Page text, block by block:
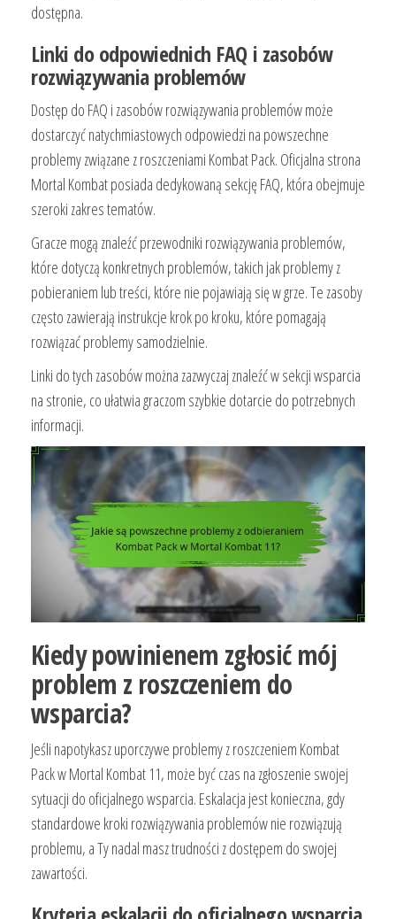
dostępna.
Linki do odpowiednich FAQ i zasobów
rozwiązywania problemów
Dostęp do FAQ i zasobów rozwiązywania problemów może
dostarczyć natychmiastowych odpowiedzi na powszechne
problemy związane z roszczeniami Kombat Pack. Oficjalna strona
Mortal Kombat posiada dedykowaną sekcję FAQ, która obejmuje
szeroki zakres tematów.
Gracze mogą znaleźć przewodniki rozwiązywania problemów,
które dotyczą konkretnych problemów, takich jak problemy z
pobieraniem lub treści, które nie pojawiają się w grze. Te zasoby
często zawierają instrukcje krok po kroku, które pomagają
rozwiązać problemy samodzielnie.
Linki do tych zasobów można zazwyczaj znaleźć w sekcji wsparcia
na stronie, co ułatwia graczom szybkie dotarcie do potrzebnych
informacji.
Kiedy powinienem zgłosić mój
problem z roszczeniem do
wsparcia?
Jeśli napotykasz uporczywe problemy z roszczeniem Kombat
Pack w Mortal Kombat 11, może być czas na zgłoszenie swojej
sytuacji do oficjalnego wsparcia. Eskalacja jest konieczna, gdy
standardowe kroki rozwiązywania problemów nie rozwiązują
problemu, a Ty nadal masz trudności z dostępem do swojej
zawartości.